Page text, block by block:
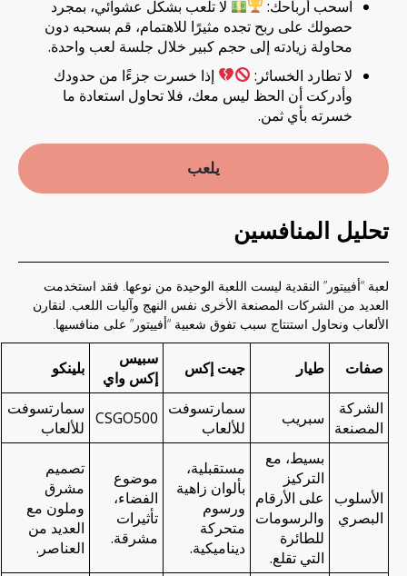
اسحب أرباحك:
لا تلعب بشكل عشوائي، بمجرد
حصولك على ربح تجده مثيرًا للاهتمام، قم بسحبه دون
محاولة زيادته إلى حجم كبير خلال جلسة لعب واحدة.
لا تطارد الخسائر:
إذا خسرت جزءًا من حدودك
وأدركت أن الحظ ليس معك، فلا تحاول استعادة ما
خسرته بأي ثمن.
يلعب
تحليل المنافسين
لعبة “أفييتور” النقدية ليست اللعبة الوحيدة من نوعها. فقد استخدمت
العديد من الشركات المصنعة الأخرى نفس النهج وآليات اللعب. لنقارن
الألعاب ونحاول استنتاج سبب تفوق شعبية “أفييتور” على منافسيها.
صفات طيار جيت إكس
سبيس
إكس واي
بلينكو
الشركة
المصنعة سبريب
سمارتسوفت
للألعاب
CSGO500 سمارتسوفت
للألعاب
الأسلوب
البصري
بسيط، مع
التركيز
على الأرقام
والرسومات
للطائرة
التي تقلع.
مستقبلية،
بألوان زاهية
ورسوم
متحركة
ديناميكية.
موضوع
الفضاء،
تأثيرات
مشرقة.
تصميم
مشرق
وملون مع
العديد من
العناصر.